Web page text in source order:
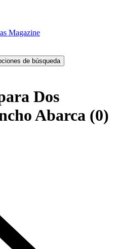
Magazine
de búsqueda
Dos
Abarca (0)